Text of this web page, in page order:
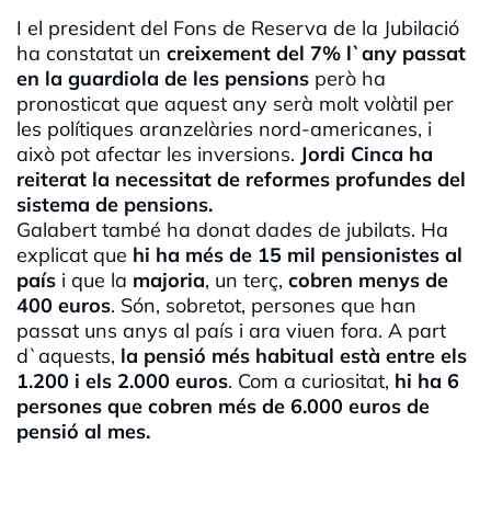
I el president del Fons de Reserva de la Jubilació
ha constatat un creixement del 7% l`any passat
en la guardiola de les pensions però ha
pronosticat que aquest any serà molt volàtil per
les polítiques aranzelàries nord-americanes, i
això pot afectar les inversions. Jordi Cinca ha
reiterat la necessitat de reformes profundes del
sistema de pensions.
Galabert també ha donat dades de jubilats. Ha
explicat que hi ha més de 15 mil pensionistes al
país i que la majoria, un terç, cobren menys de
400 euros. Són, sobretot, persones que han
passat uns anys al país i ara viuen fora. A part
d`aquests, la pensió més habitual està entre els
1.200 i els 2.000 euros. Com a curiositat, hi ha 6
persones que cobren més de 6.000 euros de
pensió al mes.